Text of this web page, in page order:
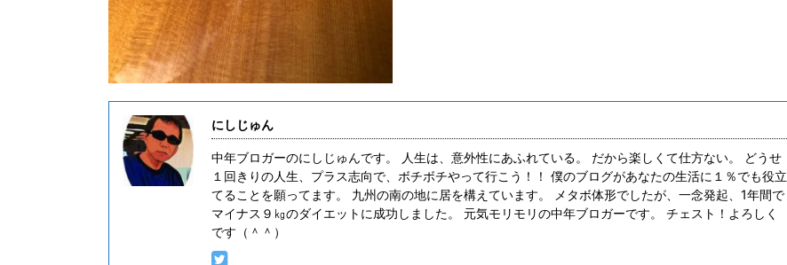
にしじゅん
中年ブロガーのにしじゅんです。 人生は、意外性にあふれている。 だから楽しくて仕方ない。 どうせ
１回きりの人生、プラス志向で、ボチボチやって行こう！！ 僕のブログがあなたの生活に１％でも役立
てることを願ってます。 九州の南の地に居を構えています。 メタボ体形でしたが、一念発起、1年間で
マイナス９㎏のダイエットに成功しました。 元気モリモリの中年ブロガーです。 チェスト！よろしく
です（＾＾）